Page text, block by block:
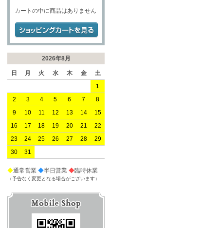
カートの中に商品はありません
2026年8月
日 月 火 水 木 金
土
1
2
3 4 5 6 7
8
9
10 11 12 13 14
15
16
17 18 19 20 21
22
23
24 25 26 27 28
29
30
31
◆通常営業 ◆半日営業 ◆臨時休業
（予告なく変更となる場合がございます）